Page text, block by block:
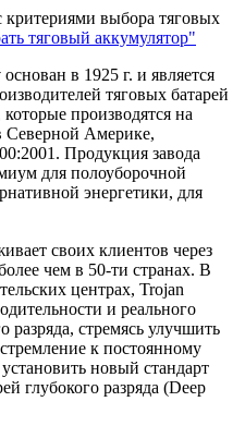
критериями выбора тяговых
тяговый аккумулятор"
основан в 1925 г. и является
тяговых батарей
производятся на
Северной Америке,
Продукция завода
для полоуборочной
энергетики, для
своих клиентов через
чем в 50-ти странах. В
центрах, Trojan
и реального
разряда, стремясь улучшить
к постоянному
новый стандарт
глубокого разряда (Deep